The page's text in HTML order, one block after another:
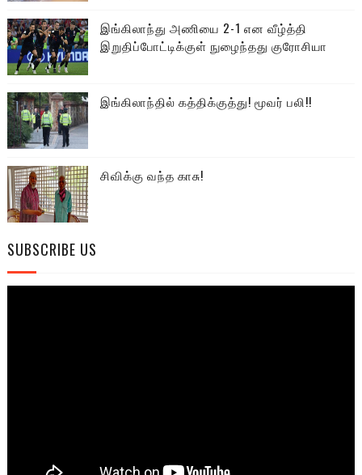
இங்கிலாந்து அணியை 2-1 என வீழ்த்தி
இறுதிப்போட்டிக்குள் நுழைந்தது குரோசியா
இங்கிலாந்தில் கத்திக்குத்து! மூவர் பலி!!
சிவிக்கு வந்த காசு!
SUBSCRIBE US